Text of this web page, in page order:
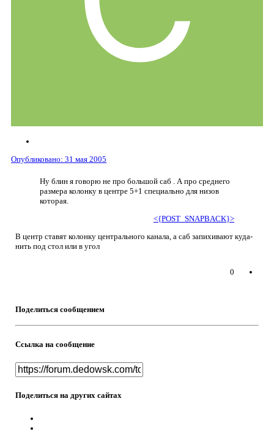
Опубликовано: 31 мая 2005
Ну блин я говорю не про большой саб . А про среднего
размера колонку в центре 5+1 специально для низов
которая.
<{POST_SNAPBACK}>
В центр ставят колонку центрального канала, а саб запихивают куда-
нить под стол или в угол
0
Поделиться сообщением
Ссылка на сообщение
Поделиться на других сайтах